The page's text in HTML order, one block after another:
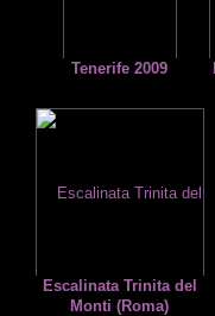
Tenerife 2009
Escalinata Trinita del
Monti (Roma)